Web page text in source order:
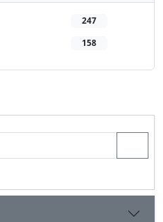
247
158